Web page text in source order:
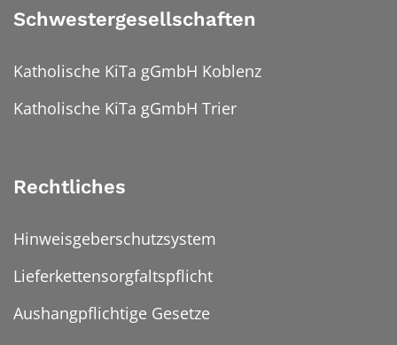
Schwestergesellschaften
Katholische KiTa gGmbH Koblenz
Katholische KiTa gGmbH Trier
Rechtliches
Hinweisgeberschutzsystem
Lieferkettensorgfaltspflicht
Aushangpflichtige Gesetze